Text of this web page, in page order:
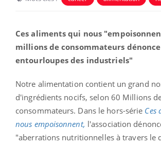
Ces aliments qui nous
millions de consommateurs
entourloupes des industriels"
Notre alimentation contient un grand
d'ingrédients nocifs, selon 60 Millions
consommateurs. Dans le hors-série Ces
nous empoisonnent, l'association
"aberrations nutritionnelles à travers le